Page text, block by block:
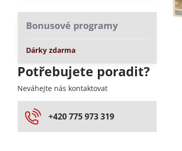
Bonusové programy
Dárky zdarma
Potřebujete poradit?
Neváhejte nás kontaktovat
+420 775 973 319